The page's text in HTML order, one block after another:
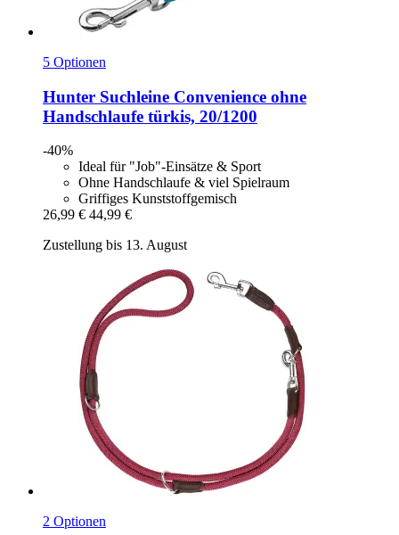
5 Optionen
Hunter Suchleine Convenience ohne
Handschlaufe türkis, 20/1200
-40%
Ideal für "Job"-Einsätze & Sport
Ohne Handschlaufe & viel Spielraum
Griffiges Kunststoffgemisch
26,99 € 44,99 €
Zustellung bis 13. August
2 Optionen